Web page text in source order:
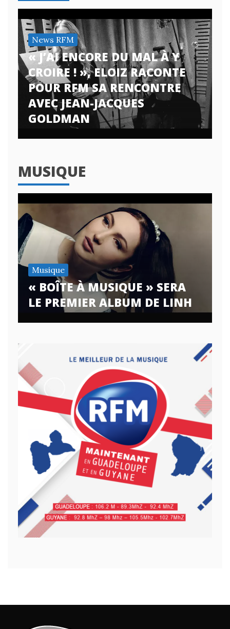
News RFM
« J’AI ENCORE DU MAL À Y
CROIRE ! », ELOIZ RACONTE
POUR RFM SA RENCONTRE
AVEC JEAN-JACQUES
GOLDMAN
MUSIQUE
Musique
« BOÎTE À MUSIQUE » SERA
LE PREMIER ALBUM DE LINH